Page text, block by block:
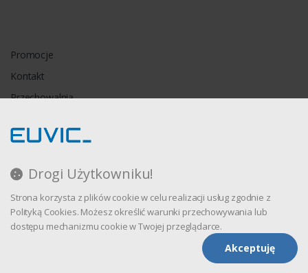
Drogi Użytkowniku!
Strona korzysta z plików cookie w celu realizacji usług zgodnie z
Polityką Cookies. Możesz określić warunki przechowywania lub
dostępu mechanizmu cookie w Twojej przeglądarce.
Akceptuję
Promocje
Kontakt
Przechowalnia
Regulamin
Polityka prywatności
Oprogramowanie sklepu internetowego dostarczaCStore.pl